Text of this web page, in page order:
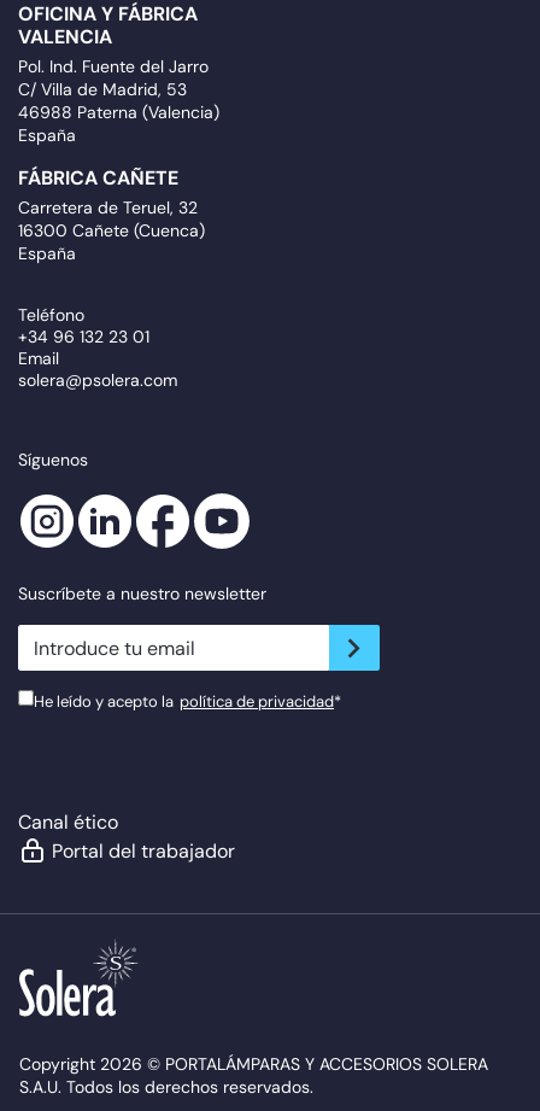
OFICINA Y FÁBRICA
VALENCIA
Pol. Ind. Fuente del Jarro
C/ Villa de Madrid, 53
46988 Paterna (Valencia)
España
FÁBRICA CAÑETE
Carretera de Teruel, 32
16300 Cañete (Cuenca)
España
Teléfono
+34 96 132 23 01
Email
solera@psolera.com
Síguenos
Suscríbete a nuestro newsletter
newsletter.suscribe
He leído y acepto la política de privacidad*
Canal ético
Portal del trabajador
Copyright 2026 © PORTALÁMPARAS Y ACCESORIOS SOLERA
S.A.U. Todos los derechos reservados.